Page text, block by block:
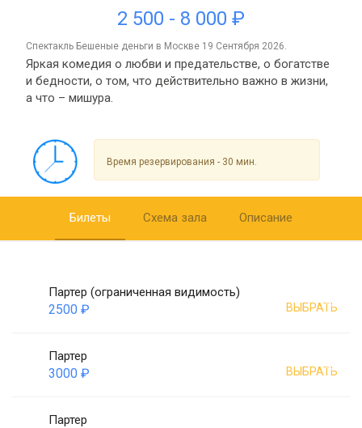
2 500 - 8 000 ₽
спектакль Бешеные деньги в Москве 19 Сентября 2026.
Яркая комедия о любви и предательстве, о богатстве
и бедности, о том, что действительно важно в жизни,
а что – мишура.
Время резервирования - 30 мин.
Билеты Схема зала Описание
Партер (ограниченная видимость)
2500 ₽ ВЫБРАТЬ
Партер
3000 ₽ ВЫБРАТЬ
Партер